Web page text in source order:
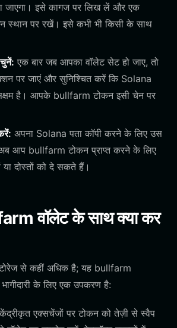
जाएगा। इसे कागज पर लिख लें और एक
स्थान पर रखें। इसे कभी भी किसी के साथ
एक बार जब आपका वॉलेट सेट हो जाए, तो
पर जाएं और सुनिश्चित करें कि Solana
है। आपके bullfarm टोकन इसी चेन पर
अपना Solana पता कॉपी करने के लिए उस
आप bullfarm टोकन प्राप्त करने के लिए
दोस्तों को दे सकते हैं।
वॉलेट के साथ क्या कर
से कहीं अधिक है; यह bullfarm
के लिए एक उपकरण है:
एक्सचेंजों पर टोकन को तेज़ी से स्वैप